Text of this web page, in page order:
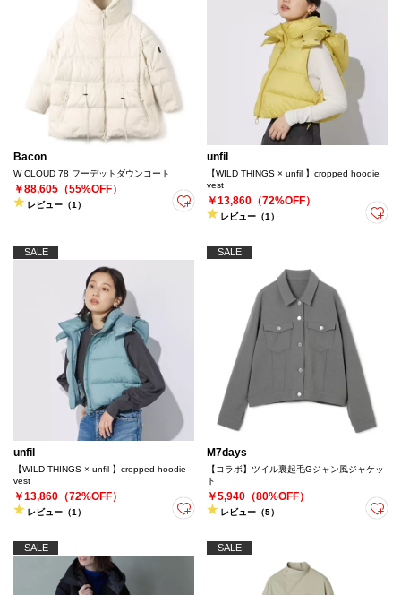
Bacon
W CLOUD 78 フーデットダウンコート
￥88,605（55%OFF）
レビュー（1）
unfil
【WILD THINGS × unfil 】cropped hoodie
vest
￥13,860（72%OFF）
レビュー（1）
SALE
unfil
【WILD THINGS × unfil 】cropped hoodie
vest
￥13,860（72%OFF）
レビュー（1）
SALE
M7days
【コラボ】ツイル裏起毛Gジャン風ジャケッ
ト
￥5,940（80%OFF）
レビュー（5）
SALE SALE